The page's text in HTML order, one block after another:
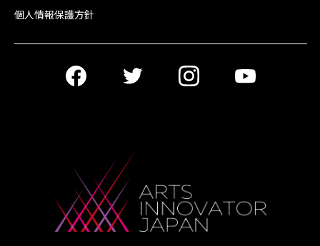
個人情報保護方針